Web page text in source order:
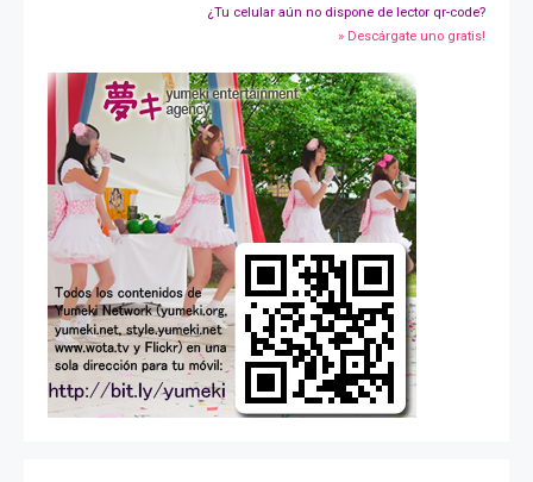
¿Tu celular aún no dispone de lector qr-code?
» Descárgate uno gratis!